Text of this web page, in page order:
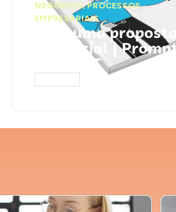
NEGÓCIOS,PROCESSOS
EMPRESARIAIS
Faça uma proposta
comercial |
ChatGPT